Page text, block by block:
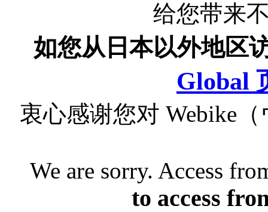
给您带来
如您从日本以外地区
Global
衷心感谢您对 Webike
We are sorry. Access
to access